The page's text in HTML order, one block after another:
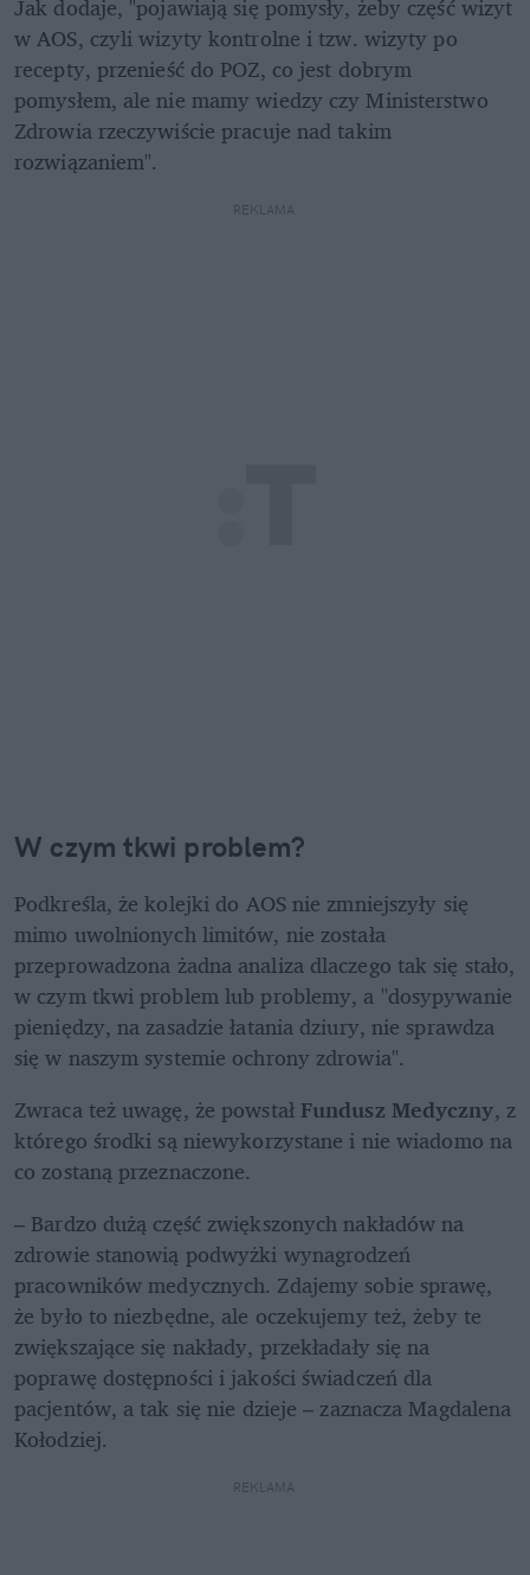
w AOS, czyli wizyty kontrolne i tzw. wizyty po
recepty, przenieść do POZ, co jest dobrym
pomysłem, ale nie mamy wiedzy czy Ministerstwo
Zdrowia rzeczywiście pracuje nad takim
rozwiązaniem".
REKLAMA
W czym tkwi problem?
Podkreśla, że kolejki do AOS nie zmniejszyły się
mimo uwolnionych limitów, nie została
przeprowadzona żadna analiza dlaczego tak się stało,
w czym tkwi problem lub problemy, a "dosypywanie
pieniędzy, na zasadzie łatania dziury, nie sprawdza
się w naszym systemie ochrony zdrowia".
Zwraca też uwagę, że powstał Fundusz Medyczny, z
którego środki są niewykorzystane i nie wiadomo na
co zostaną przeznaczone.
– Bardzo dużą część zwiększonych nakładów na
zdrowie stanowią podwyżki wynagrodzeń
pracowników medycznych. Zdajemy sobie sprawę,
że było to niezbędne, ale oczekujemy też, żeby te
zwiększające się nakłady, przekładały się na
poprawę dostępności i jakości świadczeń dla
pacjentów, a tak się nie dzieje – zaznacza Magdalena
Kołodziej.
REKLAMA